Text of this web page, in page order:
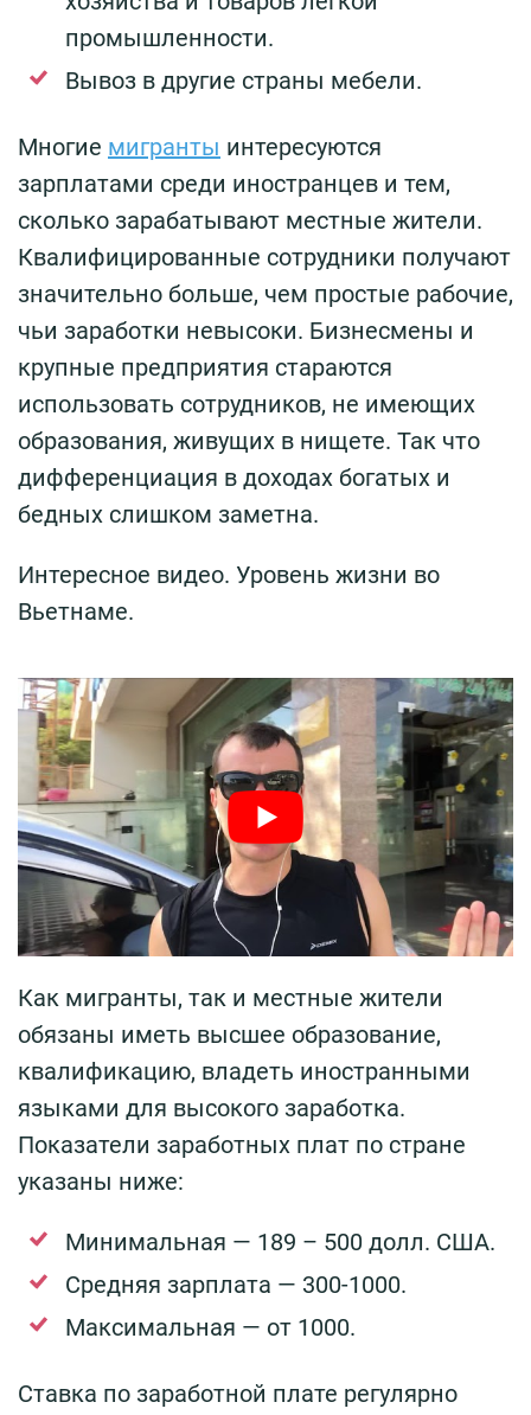
промышленности.
Вывоз в другие страны мебели.
Многие мигранты интересуются
зарплатами среди иностранцев и тем,
сколько зарабатывают местные жители.
Квалифицированные сотрудники получают
значительно больше, чем простые рабочие,
чьи заработки невысоки. Бизнесмены и
крупные предприятия стараются
использовать сотрудников, не имеющих
образования, живущих в нищете. Так что
дифференциация в доходах богатых и
бедных слишком заметна.
Интересное видео. Уровень жизни во
Вьетнаме.
Как мигранты, так и местные жители
обязаны иметь высшее образование,
квалификацию, владеть иностранными
языками для высокого заработка.
Показатели заработных плат по стране
указаны ниже:
Минимальная — 189 – 500 долл. США.
Средняя зарплата — 300-1000.
Максимальная — от 1000.
Ставка по заработной плате регулярно